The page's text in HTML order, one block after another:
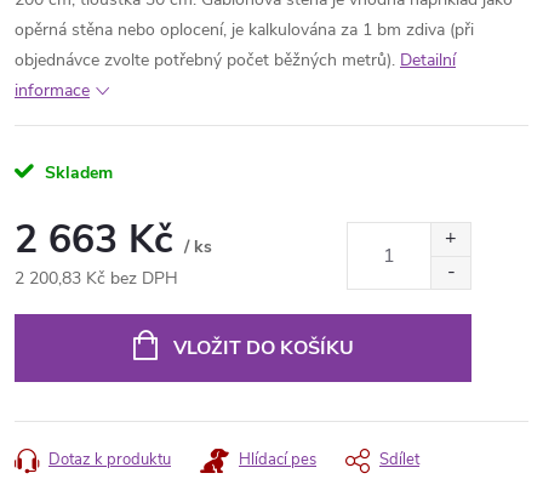
opěrná stěna nebo oplocení, je kalkulována za 1 bm zdiva (při
objednávce zvolte potřebný počet běžných metrů). Detailní
informace
Skladem
2 663 Kč / ks
2 200,83 Kč bez DPH
VLOŽIT DO KOŠÍKU
Dotaz k produktu Hlídací pes Sdílet